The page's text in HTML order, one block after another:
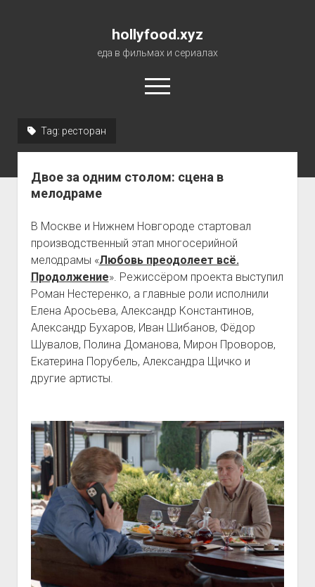
hollyfood.xyz
еда в фильмах и сериалах
open
menu
Tag: ресторан
Двое за одним столом: сцена в
мелодраме
В Москве и Нижнем Новгороде стартовал
производственный этап многосерийной
мелодрамы «Любовь преодолеет всё.
Продолжение». Режиссёром проекта выступил
Роман Нестеренко, а главные роли исполнили
Елена Аросьева, Александр Константинов,
Александр Бухаров, Иван Шибанов, Фёдор
Шувалов, Полина Доманова, Мирон Проворов,
Екатерина Порубель, Александра Щичко и
другие артисты.